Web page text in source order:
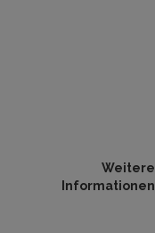
Weitere
Informationen